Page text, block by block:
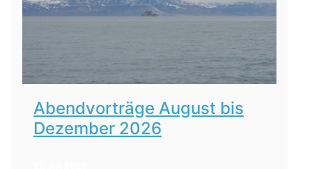
Abendvorträge August bis
Dezember 2026